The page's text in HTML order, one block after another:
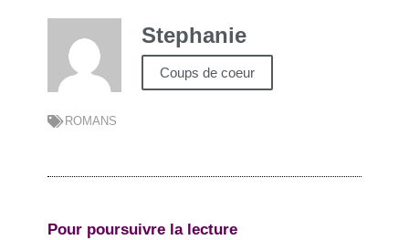
Stephanie
Coups de coeur
ROMANS
Pour poursuivre la lecture